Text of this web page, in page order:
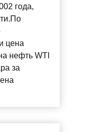
года,
цена
нефть WTI
за